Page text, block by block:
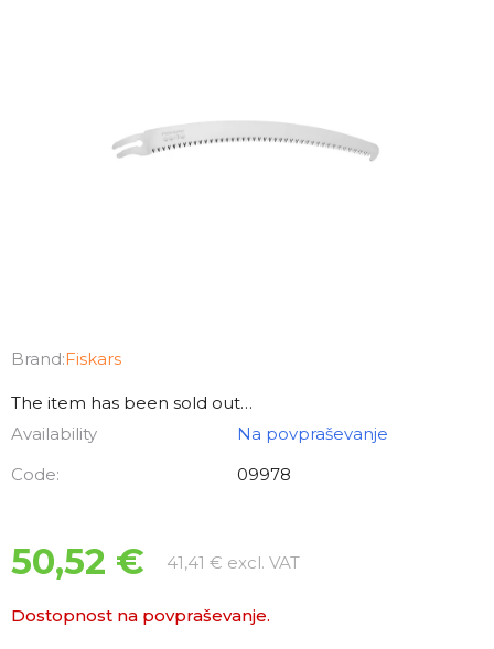
Brand:Fiskars
The item has been sold out…
Availability
Na povpraševanje
Code:
09978
50,52 € 41,41 € excl. VATMeasure price:
Dostopnost na povpraševanje.